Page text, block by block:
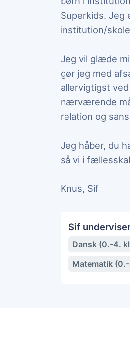
Superkids. Jeg
institution/
Jeg vil glæde
gør jeg med
allervigtigst
nærværende
relation og
Jeg håber, du
så vi i
Knus, Sif
Sif
Dansk (0.-4.
Matematik